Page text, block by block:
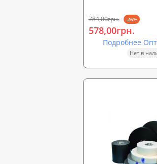
784,00грн. -26%
578,00грн.
Подробнее
Нет в